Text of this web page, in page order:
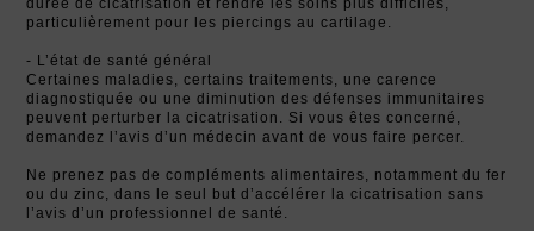
particulièrement pour les piercings au cartilage.
- L’état de santé général
Certaines maladies, certains traitements, une carence
diagnostiquée ou une diminution des défenses immunitaires
peuvent perturber la cicatrisation. Si vous êtes concerné,
demandez l’avis d’un médecin avant de vous faire percer.
Ne prenez pas de compléments alimentaires, notamment du fer
ou du zinc, dans le seul but d’accélérer la cicatrisation sans
l’avis d’un professionnel de santé.